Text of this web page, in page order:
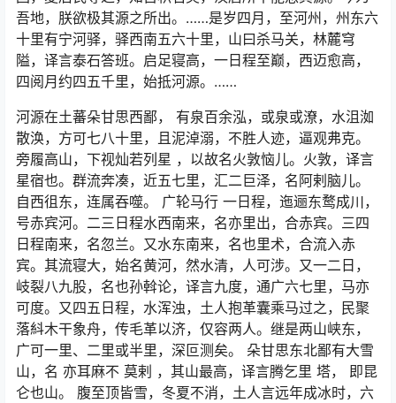
吾地，朕欲极其源之所出。……是岁四月，至河州，州东六
十里有宁河驿，驿西南五六十里，山曰杀马关，林麓穹
隘，译言泰石答班。启足寝高，一日程至巅，西迈愈高，
四阅月约四五千里，始抵河源。……
河源在土蕃朵甘思西鄙， 有泉百余泓，或泉或潦，水沮洳
散涣，方可七八十里，且泥淖溺，不胜人迹，逼观弗克。
旁履高山，下视灿若列星 ，以故名火敦恼儿。火敦，译言
星宿也。群流奔凑，近五七里，汇二巨泽，名阿剌脑儿。
自西徂东，连属吞噬。 广轮马行 一日程，迤逦东鹜成川，
号赤宾河。二三日程水西南来，名亦里出，合赤宾。三四
日程南来，名忽兰。又水东南来，名也里术，合流入赤
宾。其流寝大，始名黄河，然水清，人可涉。又一二日，
岐裂八九股，名也孙斡论，译言九度，通广六七里，马亦
可度。又四五日程，水浑浊，土人抱革囊乘马过之，民聚
落紏木干象舟，传毛革以济，仅容两人。继是两山峡东，
广可一里、二里或半里，深叵测矣。 朵甘思东北鄙有大雪
山，名 亦耳麻不 莫剌 ，其山最高，译言腾乞里 塔， 即昆
仑也山。 腹至顶皆雪，冬夏不消，土人言远年成冰时，六